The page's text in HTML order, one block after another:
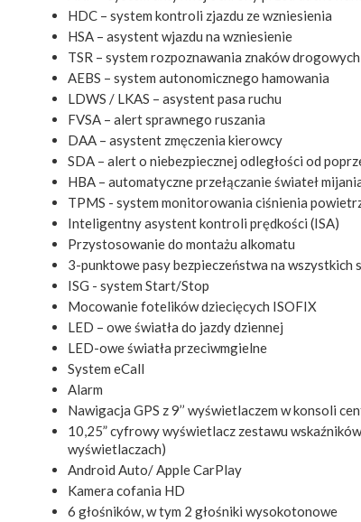
HDC – system kontroli zjazdu ze wzniesienia
HSA – asystent wjazdu na wzniesienie
TSR – system rozpoznawania znaków drogowych
AEBS – system autonomicznego hamowania
LDWS / LKAS – asystent pasa ruchu
FVSA – alert sprawnego ruszania
DAA – asystent zmęczenia kierowcy
SDA – alert o niebezpiecznej odległości od
HBA – automatyczne przełączanie świateł
TPMS - system monitorowania ciśnienia
Inteligentny asystent kontroli prędkości (ISA)
Przystosowanie do montażu alkomatu
3-punktowe pasy bezpieczeństwa na wszystkich
ISG - system Start/Stop
Mocowanie fotelików dziecięcych ISOFIX
LED – owe światła do jazdy dziennej
LED-owe światła przeciwmgielne
System eCall
Alarm
Nawigacja GPS z 9’’ wyświetlaczem w konsoli
10,25” cyfrowy wyświetlacz zestawu
wyświetlaczach)
Android Auto/ Apple CarPlay
Kamera cofania HD
6 głośników, w tym 2 głośniki wysokotonowe